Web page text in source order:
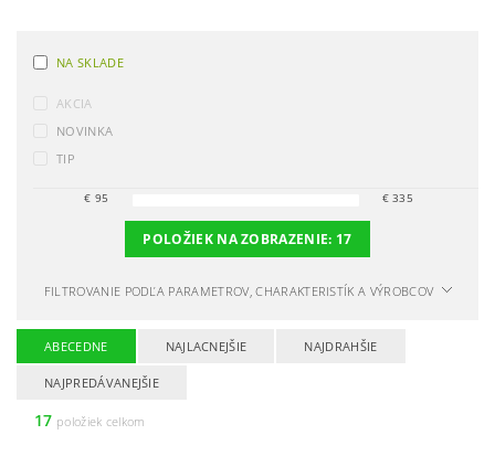
NA SKLADE
AKCIA
NOVINKA
TIP
€ 95 €335
POLOŽIEK NA ZOBRAZENIE: 17
FILTROVANIE PODĽA PARAMETROV, CHARAKTERISTÍK A VÝROBCOV
ABECEDNE NAJLACNEJŠIE NAJDRAHŠIE
NAJPREDÁVANEJŠIE
17 položiek celkom